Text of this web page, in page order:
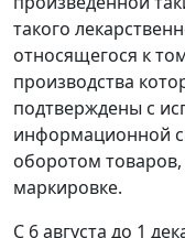
такого
относящегося к
производства
подтверждены с
информационной
оборотом
маркировке.
С 6 августа до 1